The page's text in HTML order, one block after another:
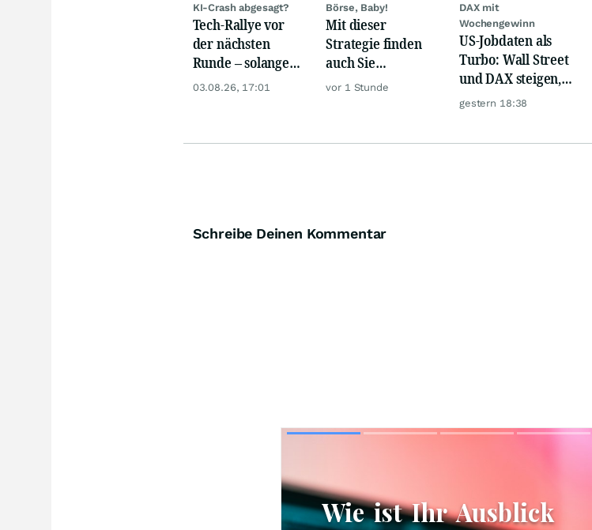
KI-Crash abgesagt?
Tech-Rallye vor
der nächsten
Runde – solange
diese eine Zahl
03.08.26, 17:01
Börse, Baby!
Mit dieser
Strategie finden
auch Sie
zuverlässig
vor 1 Stunde
DAX mit
Wochengewinn
US-Jobdaten als
Turbo: Wall Street
und DAX steigen,
Gold glänzt
gestern 18:38
Schreibe Deinen Kommentar